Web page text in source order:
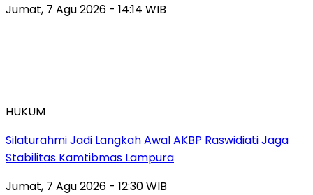
Jumat, 7 Agu 2026 - 14:14 WIB
HUKUM
Silaturahmi Jadi Langkah Awal AKBP Raswidiati Jaga
Stabilitas Kamtibmas Lampura
Jumat, 7 Agu 2026 - 12:30 WIB